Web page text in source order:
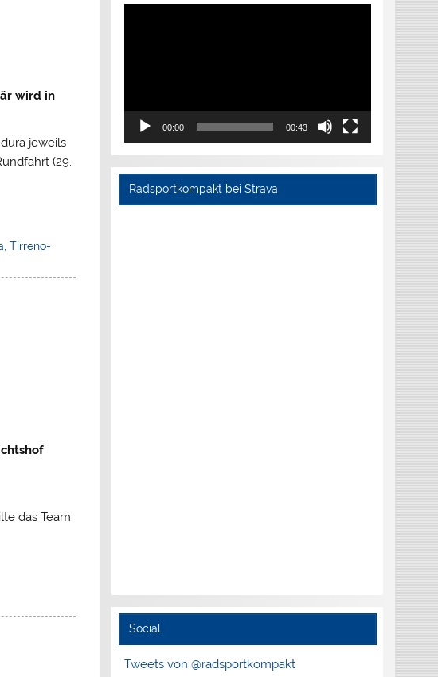
wird in
jeweils
(29.
Tirreno-
das Team
Video-
00:00 00:43
Radsportkompakt bei Strava
Social
Tweets von @radsportkompakt